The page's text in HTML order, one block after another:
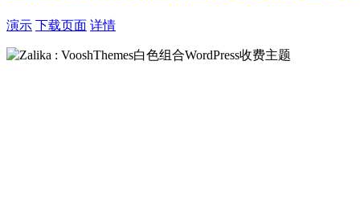
演示 下载页面 详情